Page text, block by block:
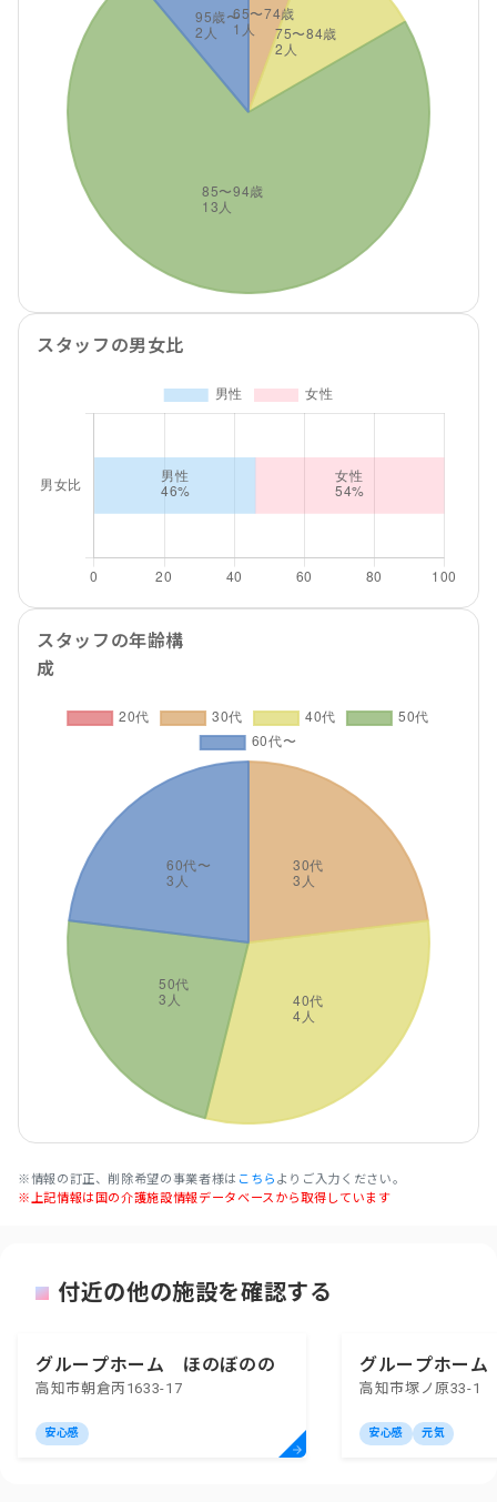
スタッフの男女比
スタッフの年齢構
成
※情報の訂正、削除希望の事業者様は こちら よりご入力ください。
※上記情報は国の介護施設情報データベースから取得しています
付近の他の施設を確認する
グループホーム ほのぼのの
家
高知市朝倉丙1633-17
安心感
グループホー
家
高知市塚ノ原33-1
安心感 元気